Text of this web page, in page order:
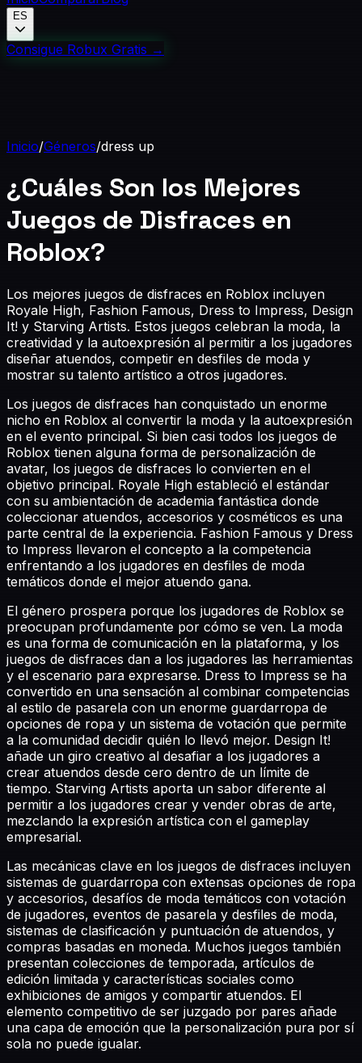
ES
Consigue Robux Gratis →
Inicio/Géneros/dress up
¿Cuáles Son los Mejores
Juegos de Disfraces en
Roblox?
Los mejores juegos de disfraces en Roblox incluyen
Royale High, Fashion Famous, Dress to Impress, Design
It! y Starving Artists. Estos juegos celebran la moda, la
creatividad y la autoexpresión al permitir a los jugadores
diseñar atuendos, competir en desfiles de moda y
mostrar su talento artístico a otros jugadores.
Los juegos de disfraces han conquistado un enorme
nicho en Roblox al convertir la moda y la autoexpresión
en el evento principal. Si bien casi todos los juegos de
Roblox tienen alguna forma de personalización de
avatar, los juegos de disfraces lo convierten en el
objetivo principal. Royale High estableció el estándar
con su ambientación de academia fantástica donde
coleccionar atuendos, accesorios y cosméticos es una
parte central de la experiencia. Fashion Famous y Dress
to Impress llevaron el concepto a la competencia
enfrentando a los jugadores en desfiles de moda
temáticos donde el mejor atuendo gana.
El género prospera porque los jugadores de Roblox se
preocupan profundamente por cómo se ven. La moda
es una forma de comunicación en la plataforma, y los
juegos de disfraces dan a los jugadores las herramientas
y el escenario para expresarse. Dress to Impress se ha
convertido en una sensación al combinar competencias
al estilo de pasarela con un enorme guardarropa de
opciones de ropa y un sistema de votación que permite
a la comunidad decidir quién lo llevó mejor. Design It!
añade un giro creativo al desafiar a los jugadores a
crear atuendos desde cero dentro de un límite de
tiempo. Starving Artists aporta un sabor diferente al
permitir a los jugadores crear y vender obras de arte,
mezclando la expresión artística con el gameplay
empresarial.
Las mecánicas clave en los juegos de disfraces incluyen
sistemas de guardarropa con extensas opciones de ropa
y accesorios, desafíos de moda temáticos con votación
de jugadores, eventos de pasarela y desfiles de moda,
sistemas de clasificación y puntuación de atuendos, y
compras basadas en moneda. Muchos juegos también
presentan colecciones de temporada, artículos de
edición limitada y características sociales como
exhibiciones de amigos y compartir atuendos. El
elemento competitivo de ser juzgado por pares añade
una capa de emoción que la personalización pura por sí
sola no puede igualar.